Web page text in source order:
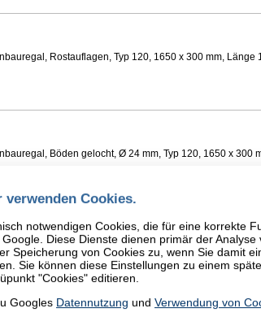
Rostauflagen, Typ 120, 1650 x 300 mm,
Böden gelocht, Ø 24 mm, Typ 120, 1650 x 300
Fachböden glatt, Typ 120, 1650 x 300 mm,
verwenden Cookies.
notwendigen Cookies, die für eine korrekte
Diese Dienste dienen primär der Analyse
Speicherung von Cookies zu, wenn Sie damit
Sie können diese Einstellungen zu einem
"Cookies" editieren.
Googles Datennutzung und Verwendung von